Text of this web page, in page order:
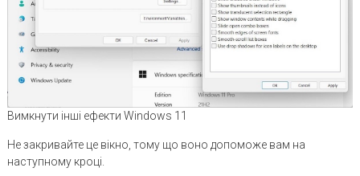
Вимкнути інші ефекти Windows 11
Не закривайте це вікно, тому що воно допоможе вам на
наступному кроці.